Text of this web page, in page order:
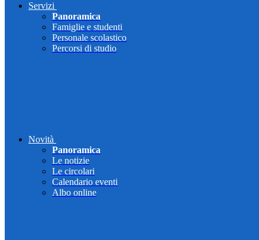
Servizi
Panoramica
Famiglie e studenti
Personale scolastico
Percorsi di studio
Novità
Panoramica
Le notizie
Le circolari
Calendario eventi
Albo online